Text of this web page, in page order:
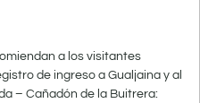
a los visitantes
de ingreso a Gualjaina y al
– Cañadón de la Buitrera: